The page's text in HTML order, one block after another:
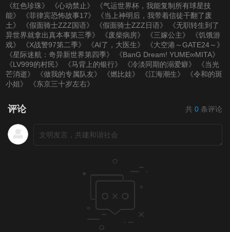
《红色珍珠》 《心动禁止》
《气运世界杯，我能复制所有球星技
能》
《菲律宾恐怖故事17》
《当上神明后，我带着信徒干翻了废
土》
《假面骑士ZZZ国语》 《假面骑士ZZZ日语》
《无职转生到了
异世界就拿出真本事第三季》
《废柴病房》 《三嫁公主》
《饥饿游
戏》
《X战警97第二季》 《AI了，大医生》
《大空港～GATE24～》
《星际迷航：奇异新世界第四季》
《BanG Dream! YUME∞MITA》
《LV999的村民》
《马背上的银行》 《冷淡同期的溺爱癖》
《当光
芒消逝》
《做我的专属队友》 《燃比娃》 《江海潮生》
《令和的斑
小姐》
《东京三十岁左右》
评论 共 0 条评论